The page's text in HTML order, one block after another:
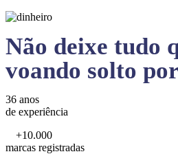
Não deixe tudo
voando solto
36 anos
de experiência
+10.000
marcas registradas